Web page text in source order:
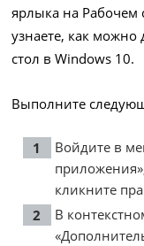
ярлыка на Рабочем
узнаете, как
стол в Windows 10.
Выполните
Войдите в
кликните
В